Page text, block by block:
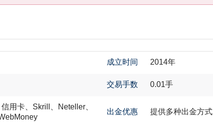
成立时间 2014年
交易手数 0.01手
用卡、Skrill、Neteller、
出金优惠 提供多种出金方式